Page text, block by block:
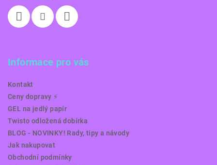
Informace pro vás
Kontakt
Ceny dopravy ⚡️
GEL na jedlý papír
Twisto odložená dobírka
BLOG - NOVINKY! Rady, tipy a návody
Jak nakupovat
Obchodní podmínky